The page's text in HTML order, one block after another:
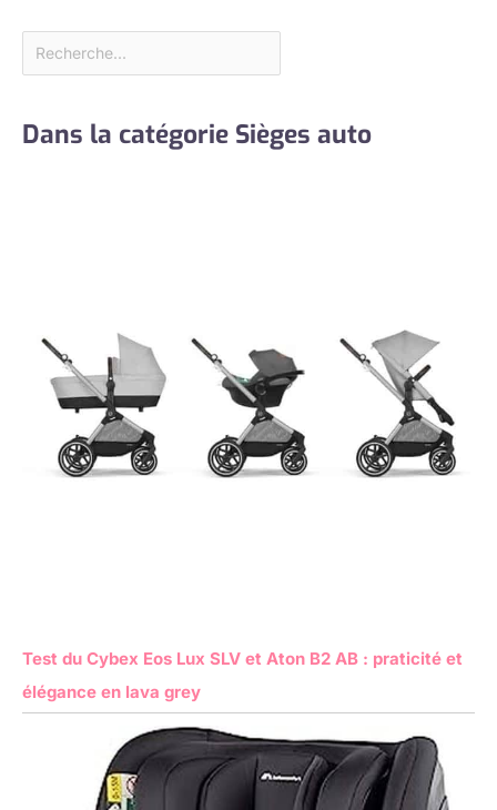
Dans la catégorie Sièges auto
Test du Cybex Eos Lux SLV et Aton B2 AB : praticité et
élégance en lava grey